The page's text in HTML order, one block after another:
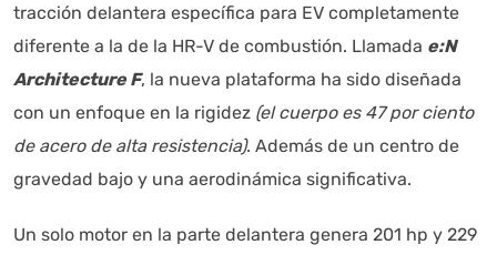
tracción delantera específica para EV completamente
diferente a la de la HR-V de combustión. Llamada e:N
Architecture F, la nueva plataforma ha sido diseñada
con un enfoque en la rigidez (el cuerpo es 47 por ciento
de acero de alta resistencia). Además de un centro de
gravedad bajo y una aerodinámica significativa.
Un solo motor en la parte delantera genera 201 hp y 229